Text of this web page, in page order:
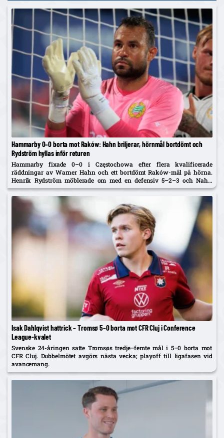
Hammarby 0–0 borta mot Raków: Hahn briljerar, hörnmål bortdömt och
Rydström hyllas inför returen
Hammarby fixade 0–0 i Częstochowa efter flera kvalificerade
räddningar av Warner Hahn och ett bortdömt Raków-mål på hörna.
Henrik Rydström möblerade om med en defensiv 5–2–3 och Nahir
Besara som falsk nia – och får beröm av spelarna. Returen spelas...
Isak Dahlqvist hattrick – Tromsø 5–0 borta mot CFR Cluj i Conference
League-kvalet
Svenske 24-åringen satte Tromsøs tredje–femte mål i 5–0 borta mot
CFR Cluj. Dubbelmötet avgörs nästa vecka; playoff till ligafasen vid
avancemang.